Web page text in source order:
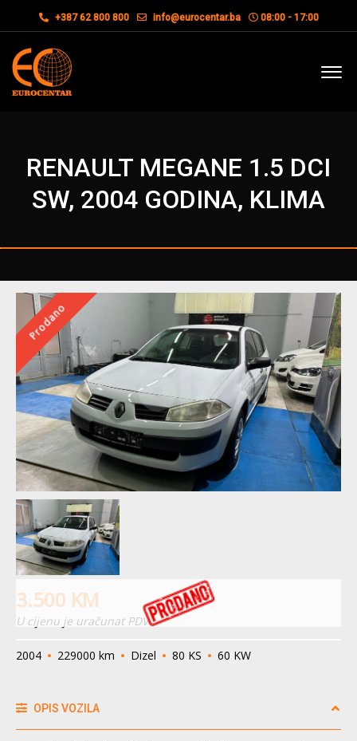
+387 62 800 800 info@eurocentar.ba 08:00 - 17:00
RENAULT MEGANE 1.5 DCI
SW, 2004 GODINA, KLIMA
Prodano
3.500 KM
U cijenu je uračunat PDV
2004 229000 km Dizel 80 KS 60 KW
OPIS VOZILA